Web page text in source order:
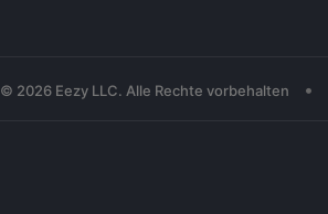
© 2026 Eezy LLC. Alle Rechte vorbehalten •